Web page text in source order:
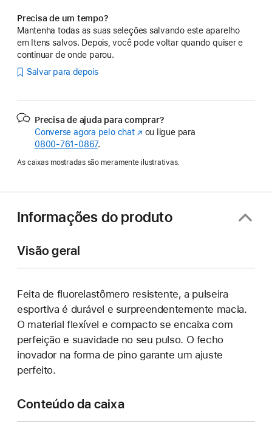
Precisa de um tempo?
Mantenha todas as suas seleções salvando este aparelho
em Itens salvos. Depois, você pode voltar quando quiser e
continuar de onde parou.
Salvar para depois
Precisa de ajuda para comprar?
Converse agora pelo chat(o
em
nova
ou ligue para
0800-761-0867.
As caixas mostradas são meramente ilustrativas.
Informações do produto
Visão geral
Feita de fluorelastômero resistente, a pulseira
esportiva é durável e surpreendentemente macia.
O material flexível e compacto se encaixa com
perfeição e suavidade no seu pulso. O fecho
inovador na forma de pino garante um ajuste
perfeito.
Conteúdo da caixa